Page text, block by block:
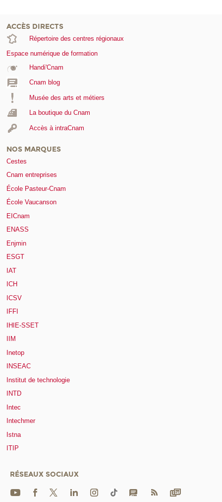
ACCÈS DIRECTS
Répertoire des centres régionaux
Espace numérique de formation
Handi'Cnam
Cnam blog
Musée des arts et métiers
La boutique du Cnam
Accès à intraCnam
NOS MARQUES
Cestes
Cnam entreprises
École Pasteur-Cnam
École Vaucanson
EICnam
ENASS
Enjmin
ESGT
IAT
ICH
ICSV
IFFI
IHIE-SSET
IIM
Inetop
INSEAC
Institut de technologie
INTD
Intec
Intechmer
Istna
ITIP
RÉSEAUX SOCIAUX